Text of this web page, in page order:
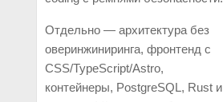
Отдельно — архитектура без
оверинжиниринга, фронтенд с
CSS/TypeScript/Astro,
контейнеры, PostgreSQL, Rust и